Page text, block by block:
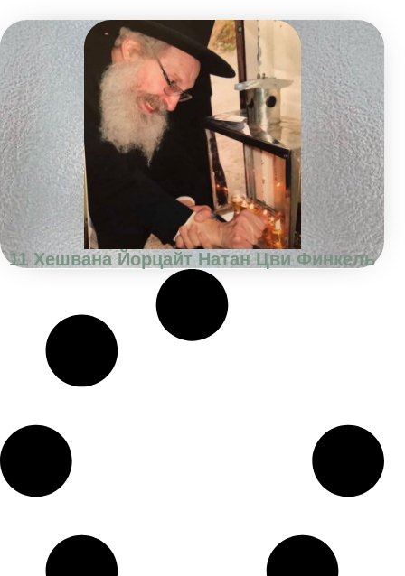
11 Хешвана Йорцайт Натан Цви Финкель